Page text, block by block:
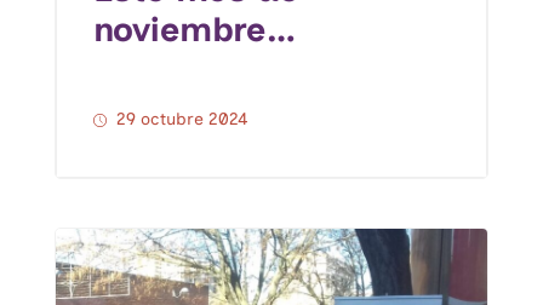
noviembre…
29 octubre 2024